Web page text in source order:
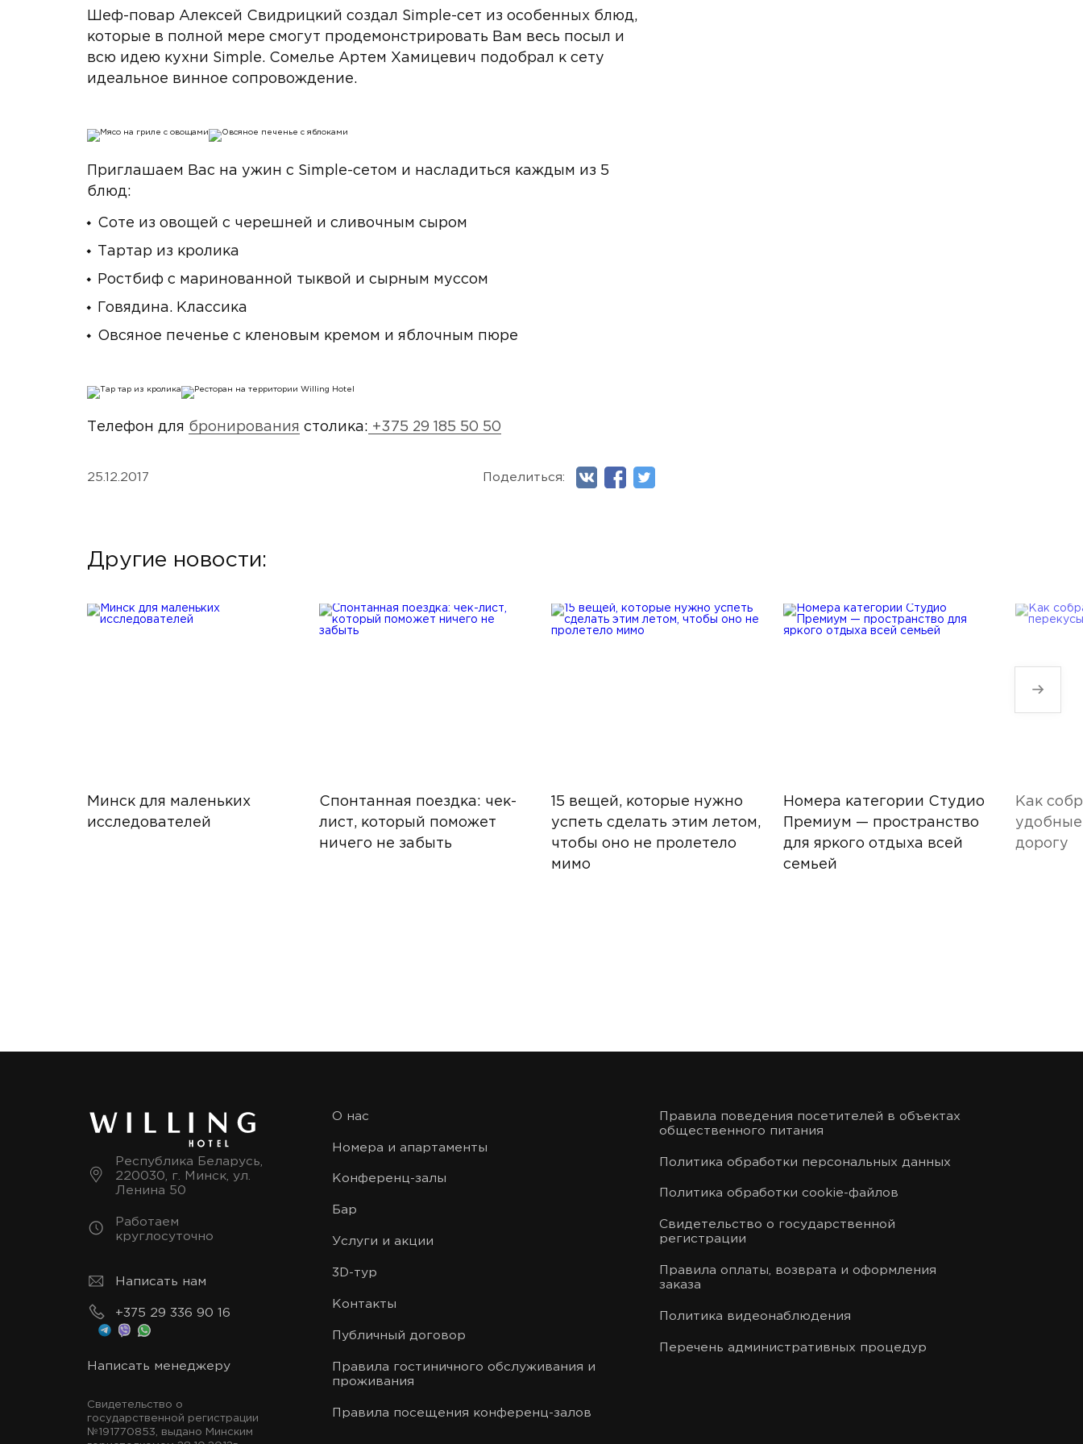
Шеф-повар Алексей Свидрицкий создал Simple-сет из особенных блюд,
которые в полной мере смогут продемонстрировать Вам весь посыл и
всю идею кухни Simple. Сомелье Артем Хамицевич подобрал к сету
идеальное винное сопровождение.
Приглашаем Вас на ужин с Simple-сетом и насладиться каждым из 5
блюд:
Соте из овощей с черешней и сливочным сыром
Тартар из кролика
Ростбиф с маринованной тыквой и сырным муссом
Говядина. Классика
Овсяное печенье с кленовым кремом и яблочным пюре
Телефон для бронирования столика: +375 29 185 50 50
25.12.2017 Поделиться:
Другие новости:
Минск для маленьких
исследователей
Спонтанная поездка: чек-
лист, который поможет
ничего не забыть
15 вещей, которые нужно
успеть сделать этим летом,
чтобы оно не пролетело
мимо
Номера категории Студио
Премиум — пространство
для яркого отдыха всей
семьей
Как
дорогу
Республика Беларусь,
220030, г. Минск, ул.
Ленина 50
Работаем
круглосуточно
Написать нам
+375 29 336 90 16
Написать менеджеру
Свидетельство о
государственной регистрации
№191770853, выдано Минским
О нас
Номера и апартаменты
Конференц-залы
Бар
Услуги и акции
3D-тур
Контакты
Публичный договор
Правила гостиничного обслуживания и
проживания
Правила посещения конференц-залов
Правила поведения посетителей в объектах
общественного питания
Политика обработки персональных данных
Политика обработки cookie-файлов
Свидетельство о государственной
регистрации
Правила оплаты, возврата и оформления
заказа
Политика видеонаблюдения
Перечень административных процедур